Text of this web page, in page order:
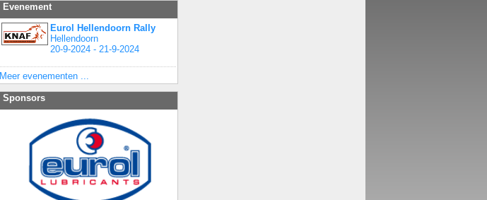
Evenement
Eurol Hellendoorn Rally
Hellendoorn
20-9-2024 - 21-9-2024
Meer evenementen ...
Sponsors